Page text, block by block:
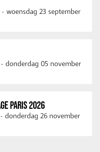
- woensdag 23 september
- donderdag 05 november
PARIS 2026
- donderdag 26 november